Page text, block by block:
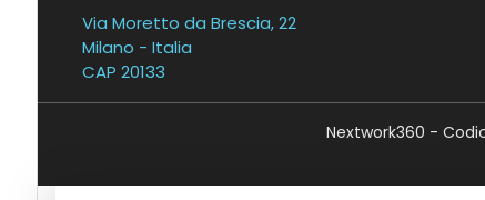
Via Moretto da Brescia, 22
Milano - Italia
CAP 20133
Nextwork360 -